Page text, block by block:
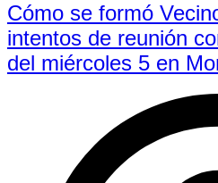
Cómo se formó
intentos de reunión
del miércoles 5 en